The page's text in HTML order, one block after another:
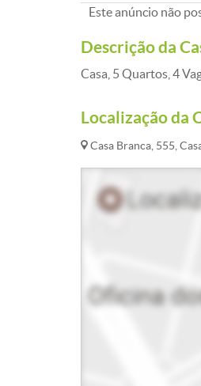
Este anúncio não
Descrição da
Casa, 5 Quartos, 4
Localização da
Casa Branca, 555,